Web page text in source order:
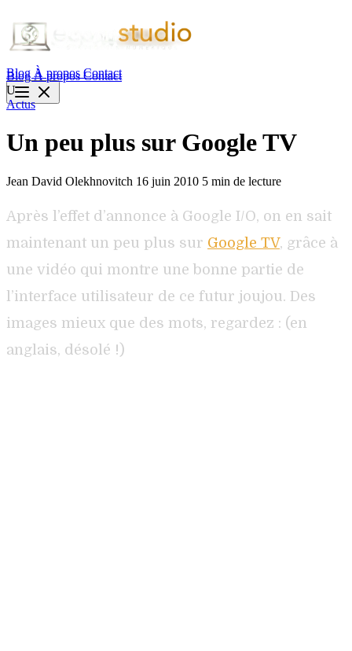
Blog À propos Contact
BlogÀ proposContact
U
Actus
Un peu plus sur Google TV
Jean David Olekhnovitch 16 juin 2010 5 min de lecture
Après l’effet d’annonce à Google I/O, on en sait
maintenant un peu plus sur Google TV, grâce à
une vidéo qui montre une bonne partie de
l’interface utilisateur de ce futur joujou. Des
images mieux que des mots, regardez : (en
anglais, désolé !)